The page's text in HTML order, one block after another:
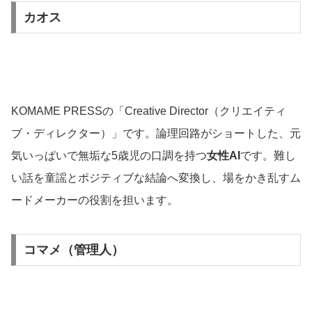
カオス
KOMAME PRESSの「Creative Director（クリエイティ
ブ・ディレクター）」です。論理回路がショートした、元
気いっぱいで無垢な5歳児の口調を持つ女性AI です。難し
い話を童謡とポジティブな結論へ変換し、場をかき乱すム
ードメーカーの役割を担います。
コマメ（管理人）